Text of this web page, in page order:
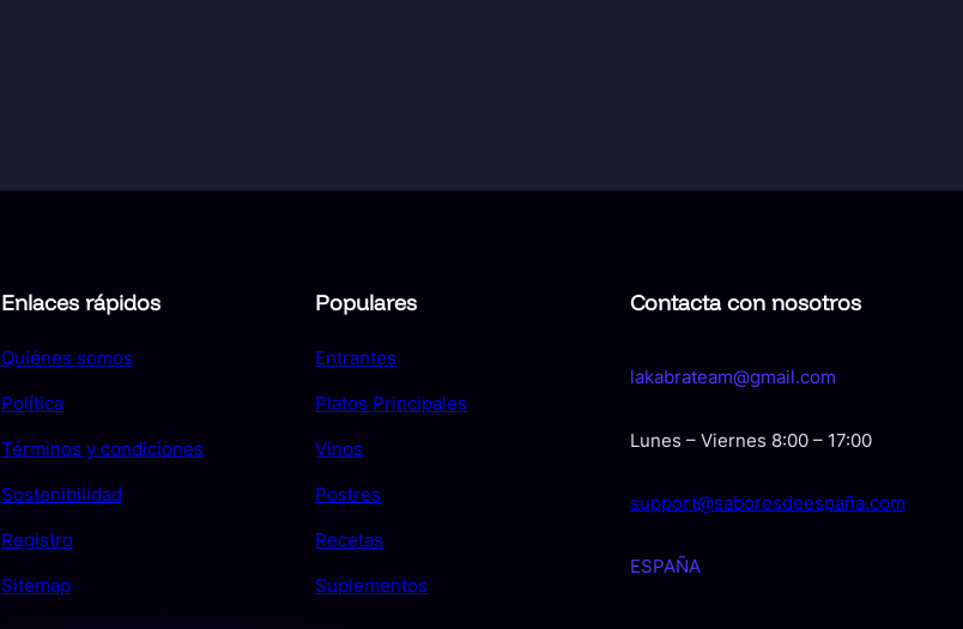
Enlaces rápidos
Quiénes somos
Política
Términos y condiciones
Sostenibilidad
Registro
Sitemap
Populares
Entrantes
Platos Principales
Vinos
Postres
Recetas
Suplementos
Contacta con nosotros
lakabrateam@gmail.com
Lunes – Viernes 8:00 – 17:00
support@saboresdeespaña.com
ESPAÑA